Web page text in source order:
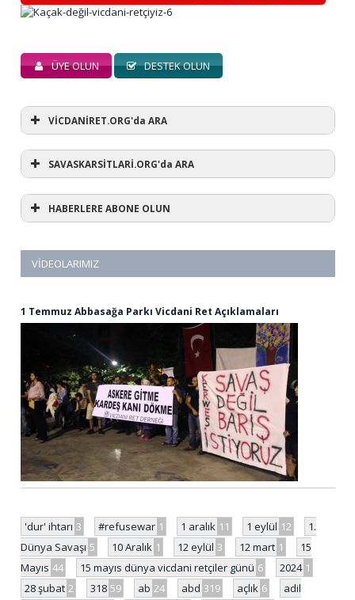
ÜYE OLUN DESTEK OLUN
VİCDANİRET.ORG'da ARA
SAVASKARSİTLARİ.ORG'da ARA
HABERLERE ABONE OLUN
VIDEOLARIMIZ
1 Temmuz Abbasağa Parkı Vicdani Ret Açıklamaları
'dur' ihtarı 3 #refusewar 1 1 aralık 11 1 eylül 12
1.
Dünya Savaşı 5 10 Aralık 1 12 eylül 3 12 mart 1
15
Mayıs 44 15 mayıs dünya vicdani retçiler günü 6 2024 1
28 şubat 2 318 59 ab 24 abd 319 açlık 6
adil